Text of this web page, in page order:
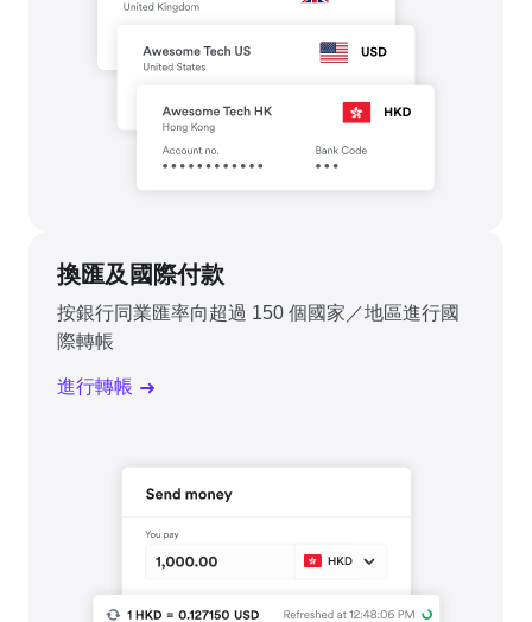
換匯及國際付款
按銀行同業匯率向超過 150 個國家／地區進行國
際轉帳
進行轉帳